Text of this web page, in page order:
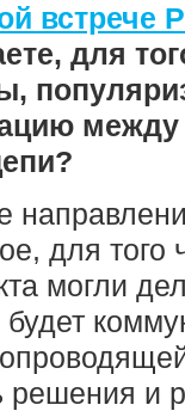
встрече
для
для
могли
и